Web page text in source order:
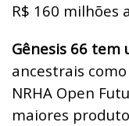
R$ 160 milhões
Gênesis 66 tem
ancestrais
NRHA Open
maiores